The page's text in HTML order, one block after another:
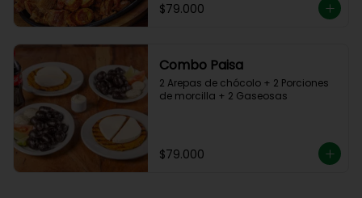
$79.000
Combo Paisa
2 Arepas de chócolo + 2 Porciones
de morcilla + 2 Gaseosas
$79.000